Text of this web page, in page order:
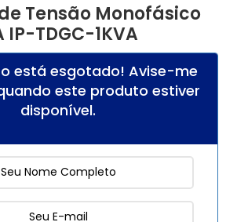
Tensão Monofásico
TDGC-1KVA
está esgotado! Avise-me
este produto estiver
disponível.